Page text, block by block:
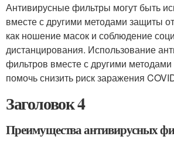
Антивирусные фильтры могут быть
вместе с другими методами защиты
как ношение масок и соблюдение
дистанцирования. Использование
фильтров вместе с другими
помочь снизить риск заражения
Заголовок 4
Преимущества антивирусных